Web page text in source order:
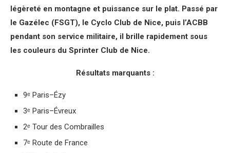
légèreté en montagne et puissance sur le plat. Passé par
le Gazélec (FSGT), le Cyclo Club de Nice, puis l’ACBB
pendant son service militaire, il brille rapidement sous
les couleurs du Sprinter Club de Nice.
Résultats marquants :
9ᵉ Paris–Ézy
3ᵉ Paris–Évreux
2ᵉ Tour des Combrailles
7ᵉ Route de France